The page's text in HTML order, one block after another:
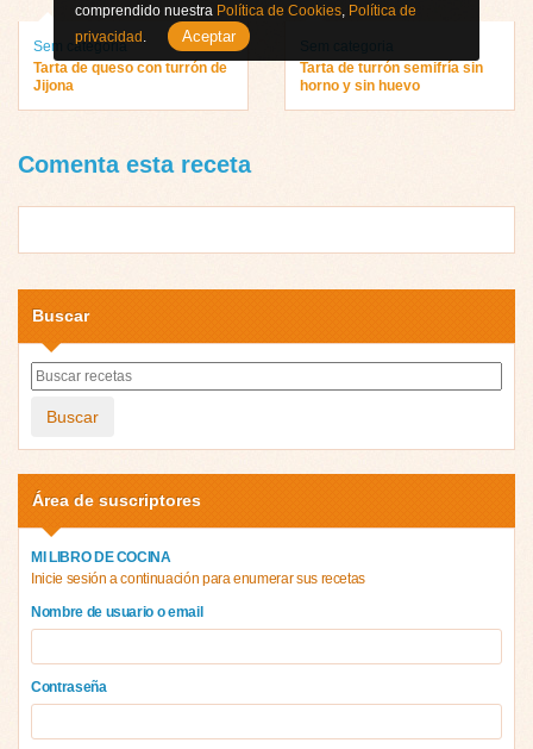
Sem categoria
Tarta de queso con turrón de
Jijona
Tarta de turrón semifría sin
horno y sin huevo
Comenta esta receta
Buscar
Buscar
Área de suscriptores
MI LIBRO DE COCINA
Inicie sesión a continuación para enumerar sus recetas
Nombre de usuario o email
Contraseña
comprendido nuestra Política de Cookies, Política de
privacidad. Aceptar